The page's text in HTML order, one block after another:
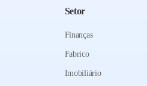
Setor
Finanças
Fabrico
Imobiliário